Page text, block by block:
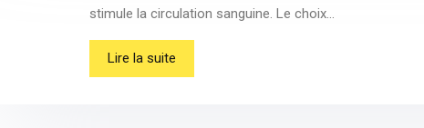
stimule la circulation sanguine. Le choix…
Lire la suite